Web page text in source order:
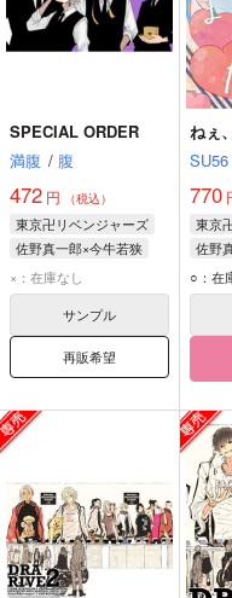
SPECIAL ORDER
満腹 / 腹
472 円 （税込）
東京卍リベンジャーズ
佐野真一郎×今牛若狭
佐野真一郎
初代黒龍
×：在庫なし
サンプル
再販希望
ねぇ
SU56
770
東京
佐野
花垣
○：在